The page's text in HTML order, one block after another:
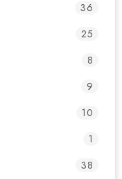
36
25
8
9
10
1
38